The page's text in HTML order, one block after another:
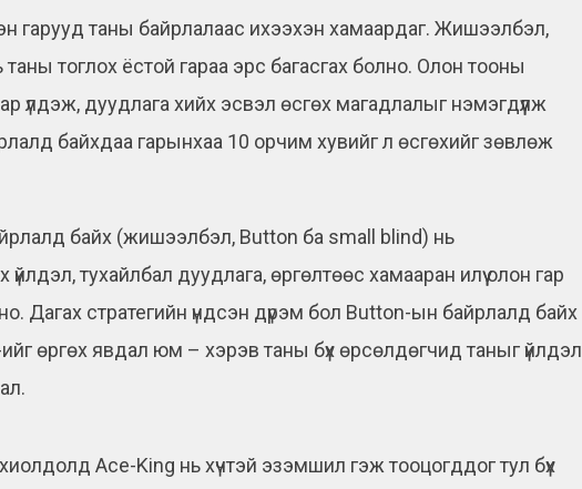
гарууд таны байрлалаас ихээхэн хамаардаг. Жишээлбэл,
тоглох ёстой гараа эрс багасгах болно. Олон тооны
үлдэж, дуудлага хийх эсвэл өсгөх магадлалыг нэмэгдүүлж
байхдаа гарынхаа 10 орчим хувийг л өсгөхийг зөвлөж
байх (жишээлбэл, Button ба small blind) нь
тухайлбал дуудлага, өргөлтөөс хамааран илүү олон гар
Дагах стратегийн үндсэн дүрэм бол Button-ын байрлалд байх
ийг өргөх явдал юм – хэрэв таны бүх өрсөлдөгчид таныг үйлдэл
Ace-King нь хүчтэй эзэмшил гэж тооцогддог тул бүх